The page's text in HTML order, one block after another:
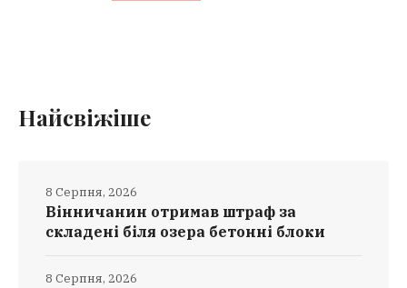
Найсвіжіше
Вінничанин отримав штраф за
складені біля озера бетонні блоки
8 Серпня, 2026
8 Серпня, 2026